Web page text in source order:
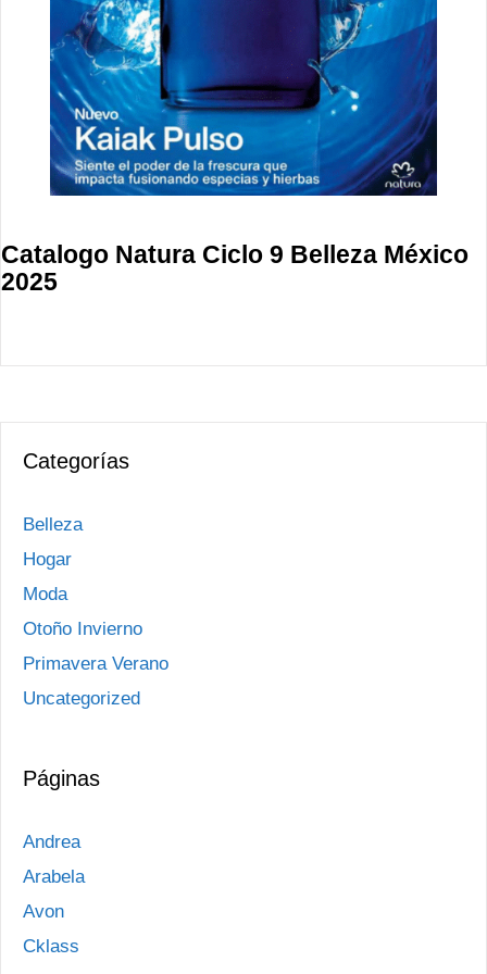
Catalogo Natura Ciclo 9 Belleza México
2025
Categorías
Belleza
Hogar
Moda
Otoño Invierno
Primavera Verano
Uncategorized
Páginas
Andrea
Arabela
Avon
Cklass